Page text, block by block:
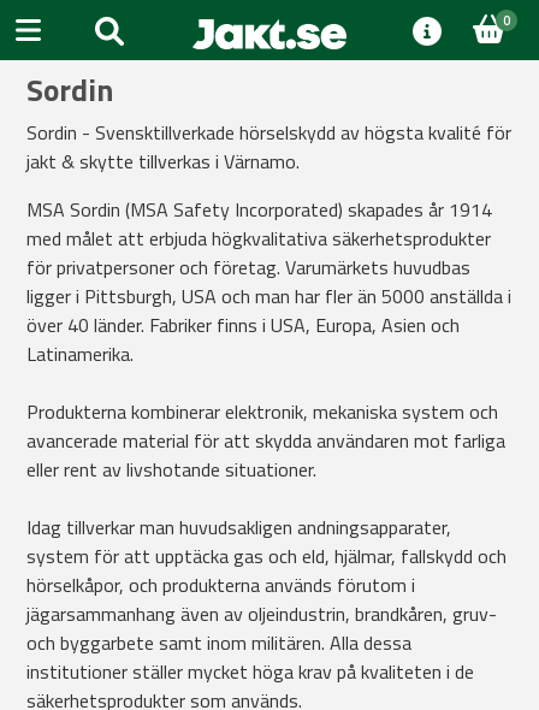
0
Sordin
Sordin - Svensktillverkade hörselskydd av högsta kvalité för
jakt & skytte tillverkas i Värnamo.
MSA Sordin (MSA Safety Incorporated) skapades år 1914
med målet att erbjuda högkvalitativa säkerhetsprodukter
för privatpersoner och företag. Varumärkets huvudbas
ligger i Pittsburgh, USA och man har fler än 5000 anställda i
över 40 länder. Fabriker finns i USA, Europa, Asien och
Latinamerika.
Produkterna kombinerar elektronik, mekaniska system och
avancerade material för att skydda användaren mot farliga
eller rent av livshotande situationer.
Idag tillverkar man huvudsakligen andningsapparater,
system för att upptäcka gas och eld, hjälmar, fallskydd och
hörselkåpor, och produkterna används förutom i
jägarsammanhang även av oljeindustrin, brandkåren, gruv-
och byggarbete samt inom militären. Alla dessa
institutioner ställer mycket höga krav på kvaliteten i de
säkerhetsprodukter som används.